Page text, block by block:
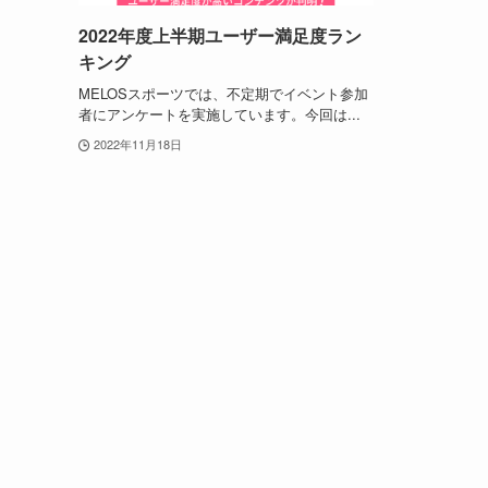
2022年度上半期ユーザー満足度ラン
キング
MELOSスポーツでは、不定期でイベント参加
者にアンケートを実施しています。今回は...
2022年11月18日